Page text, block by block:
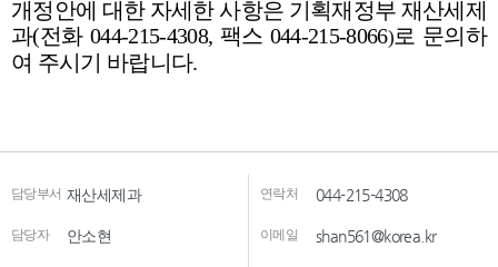
담당부서 재산세제과 연락처 044-215-4308
담당자 안소현 이메일 shan561@korea.kr